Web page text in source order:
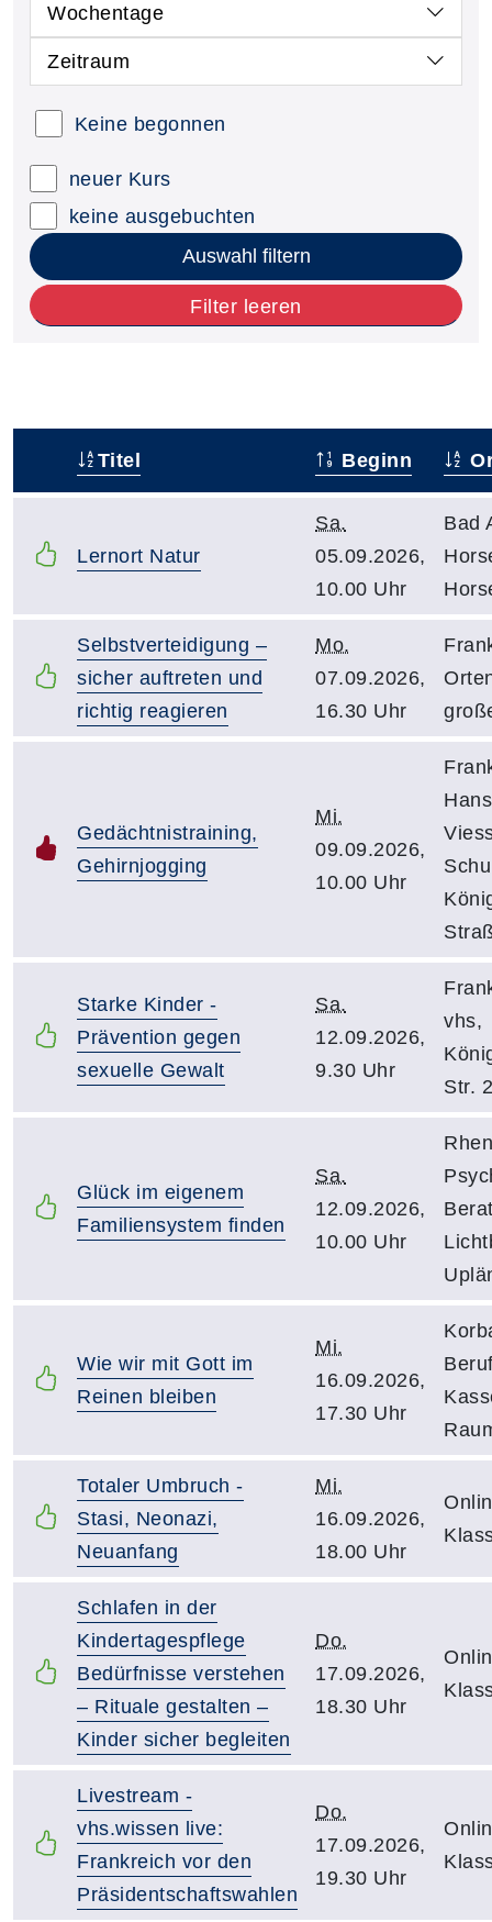
Wochentage
Zeitraum
Keine begonnen
neuer Kurs
keine ausgebuchten
Auswahl filtern
Filter leeren
Titel Beginn
Lernort Natur
Sa.
05.09.2026,
10.00 Uhr
Bad
Selbstverteidigung –
sicher auftreten und
richtig reagieren
Mo.
07.09.2026,
16.30 Uhr
Gedächtnistraining,
Gehirnjogging
Mi.
09.09.2026,
10.00 Uhr
Starke Kinder -
Prävention gegen
sexuelle Gewalt
Sa.
12.09.2026,
9.30 Uhr
vhs,
Str.
Glück im eigenem
Familiensystem finden
Sa.
12.09.2026,
10.00 Uhr
Wie wir mit Gott im
Reinen bleiben
Mi.
16.09.2026,
17.30 Uhr
Totaler Umbruch -
Stasi, Neonazi,
Neuanfang
Mi.
16.09.2026,
18.00 Uhr
Schlafen in der
Kindertagespflege
Bedürfnisse verstehen
– Rituale gestalten –
Kinder sicher begleiten
Do.
17.09.2026,
18.30 Uhr
Livestream -
vhs.wissen live:
Frankreich vor den
Präsidentschaftswahlen
Do.
17.09.2026,
19.30 Uhr